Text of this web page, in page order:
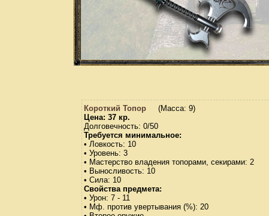
Короткий Топор
(Масса: 9)
Цена: 37 кр.
Долговечность: 0/50
Требуется минимальное:
• Ловкость: 10
• Уровень: 3
• Мастерство владения топорами, секирами: 2
• Выносливость: 10
• Сила: 10
Свойства предмета:
• Урон: 7 - 11
• Мф. против увертывания (%): 20